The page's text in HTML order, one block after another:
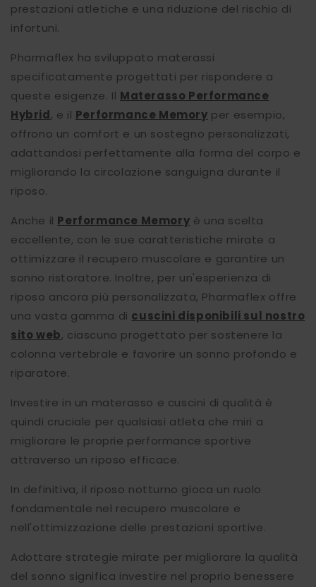
prestazioni atletiche e una riduzione del rischio di
infortuni.
Pharmaflex ha sviluppato materassi
specificatamente progettati per rispondere a
queste esigenze. Il Materasso Performance
Hybrid, e il Performance Memory per esempio,
offrono un comfort e un sostegno personalizzati,
adattandosi perfettamente alla forma del corpo e
migliorando la circolazione sanguigna durante il
riposo.
Anche il Performance Memory è una scelta
eccellente, con le sue caratteristiche mirate a
ottimizzare il recupero muscolare e garantire un
sonno ristoratore. Inoltre, per un'esperienza di
riposo ancora più personalizzata, Pharmaflex offre
una vasta gamma di cuscini disponibili sul nostro
sito web, ciascuno progettato per sostenere la
colonna vertebrale e favorire un sonno profondo e
riparatore.
Investire in un materasso e cuscini di qualità è
quindi cruciale per qualsiasi atleta che miri a
migliorare le proprie performance sportive
attraverso un riposo efficace.
In definitiva, il riposo notturno gioca un ruolo
fondamentale nel recupero muscolare e
nell'ottimizzazione delle prestazioni sportive.
Adottare strategie mirate per migliorare la qualità
del sonno significa investire nel proprio benessere